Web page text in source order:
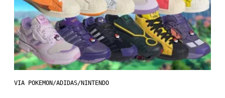
VIA POKEMON/ADIDAS/NINTENDO